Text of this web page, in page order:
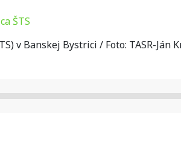
v Banskej Bystrici / Foto: TASR-Ján